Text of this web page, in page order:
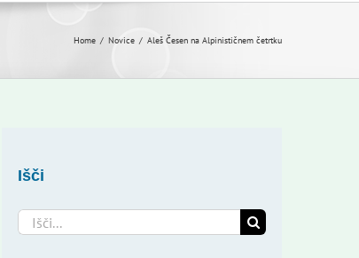
Home Novice Aleš Česen na Alpinističnem četrtku
Išči
Search
for: